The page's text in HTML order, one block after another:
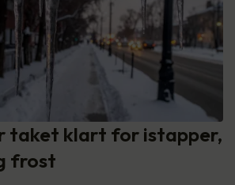
taket klart for istapper,
frost